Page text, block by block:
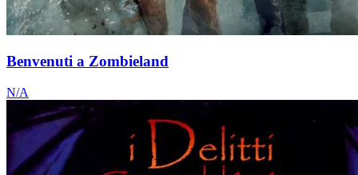
Benvenuti a Zombieland
N/A